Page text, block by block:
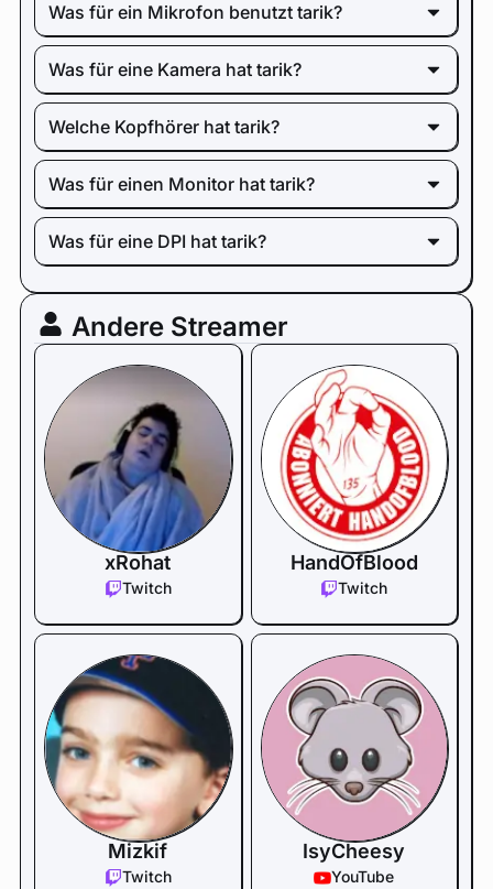
Was für ein Mikrofon benutzt tarik?
Was für eine Kamera hat tarik?
Welche Kopfhörer hat tarik?
Was für einen Monitor hat tarik?
Was für eine DPI hat tarik?
Andere Streamer
xRohat
Twitch
HandOfBlood
Twitch
Mizkif
Twitch
IsyCheesy
YouTube